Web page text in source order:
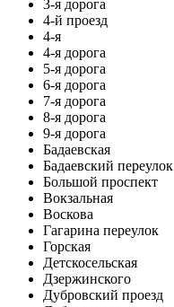
3-я дорога
4-й проезд
4-я
4-я дорога
5-я дорога
6-я дорога
7-я дорога
8-я дорога
9-я дорога
Бадаевская
Бадаевский переулок
Большой проспект
Вокзальная
Воскова
Гагарина переулок
Горская
Детскосельская
Дзержинского
Дубровский проезд